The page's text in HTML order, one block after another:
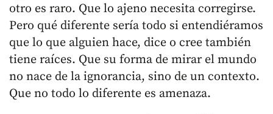
otro es raro. Que lo ajeno necesita corregirse.
Pero qué diferente sería todo si entendiéramos
que lo que alguien hace, dice o cree también
tiene raíces. Que su forma de mirar el mundo
no nace de la ignorancia, sino de un contexto.
Que no todo lo diferente es amenaza.